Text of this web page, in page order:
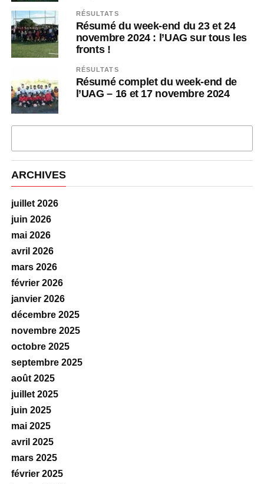
RÉSULTATS
Résumé du week-end du 23 et 24
novembre 2024 : l’UAG sur tous les
fronts !
RÉSULTATS
Résumé complet du week-end de
l’UAG – 16 et 17 novembre 2024
ARCHIVES
juillet 2026
juin 2026
mai 2026
avril 2026
mars 2026
février 2026
janvier 2026
décembre 2025
novembre 2025
octobre 2025
septembre 2025
août 2025
juillet 2025
juin 2025
mai 2025
avril 2025
mars 2025
février 2025